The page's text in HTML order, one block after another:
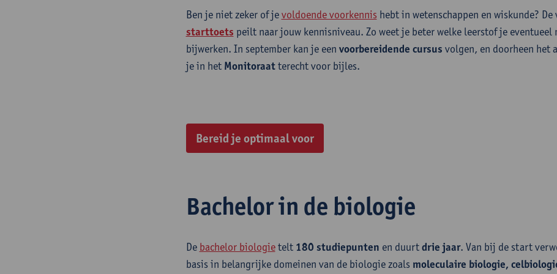
Ben je niet zeker of jevoldoende voorkennishebt in wetenschappen en wiskunde?
starttoets peilt naar jouw kennisniveau. Zo weet je beter welke leerstof je eventueel
bijwerken. In september kan je een voorbereidende cursus volgen, en doorheen het
je in het Monitoraatterecht voor bijles.
Bereid je optimaal voor
Bachelor in de biologie
De bachelor biologietelt 180 studiepunten en duurtdrie jaar. Van bij de start
basis in belangrijke domeinen van de biologie zoals moleculaire biologie,